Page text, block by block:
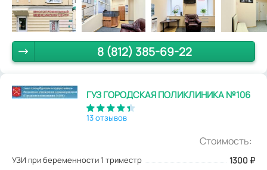
8 (812) 385-69-22
ГУЗ ГОРОДСКАЯ ПОЛИКЛИНИКА №106
13 отзывов
Стоимость:
УЗИ при беременности 1 триместр 1300 ₽